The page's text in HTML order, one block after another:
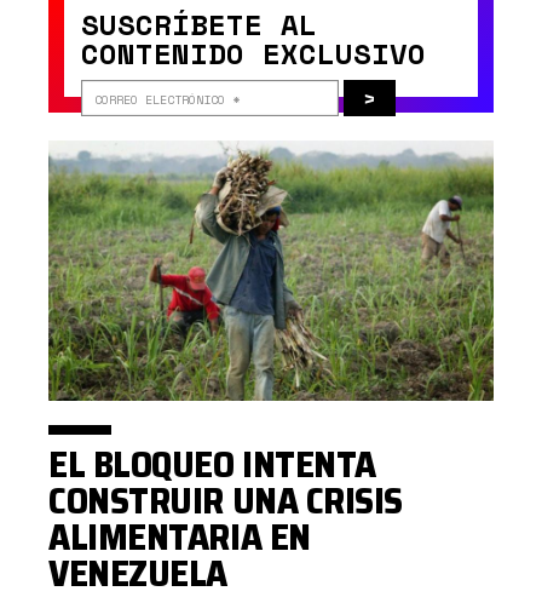
SUSCRÍBETE AL
CONTENIDO EXCLUSIVO
>
EL BLOQUEO INTENTA
CONSTRUIR UNA CRISIS
ALIMENTARIA EN
VENEZUELA